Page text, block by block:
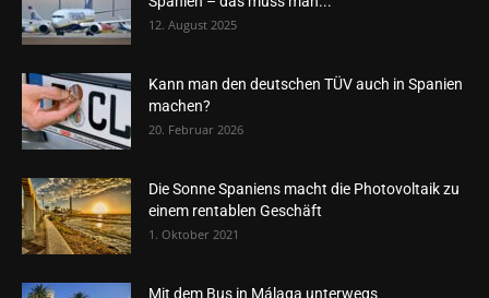
12. August 2025
Kann man den deutschen TÜV auch in Spanien
machen?
20. Februar 2026
Die Sonne Spaniens macht die Photovoltaik zu
einem rentablen Geschäft
1. Oktober 2021
Mit dem Bus in Málaga unterwegs